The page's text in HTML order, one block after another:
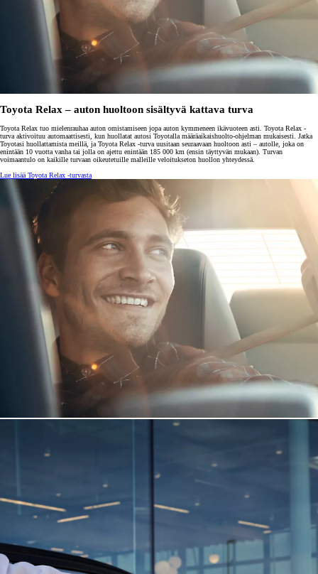
Toyota Relax – auton huoltoon sisältyvä kattava turva
Toyota Relax tuo mielenrauhaa auton omistamiseen jopa auton kymmeneen ikävuoteen asti. Toyota Relax -
turva aktivoituu automaattisesti, kun huollatat autosi Toyotalla määräaikaishuolto-ohjelman mukaisesti. Jatka
Toyotasi huollattamista meillä, ja Toyota Relax -turva uusitaan seuraavaan huoltoon asti – autolle, joka on
enintään 10 vuotta vanha tai jolla on ajettu enintään 185 000 km (ensin täyttyvän mukaan). Turvan
voimaantulo on kaikille turvaan oikeutetuille malleille veloitukseton huollon yhteydessä.
Lue lisää Toyota Relax -turvasta